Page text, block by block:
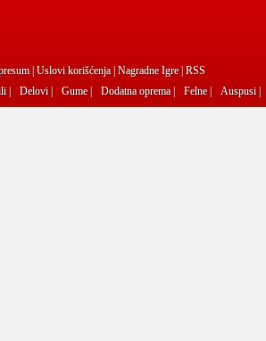
|Uslovi korišćenja|Nagradne Igre|RSS
Delovi Gume| Dodatna oprema| Felne| Auspusi